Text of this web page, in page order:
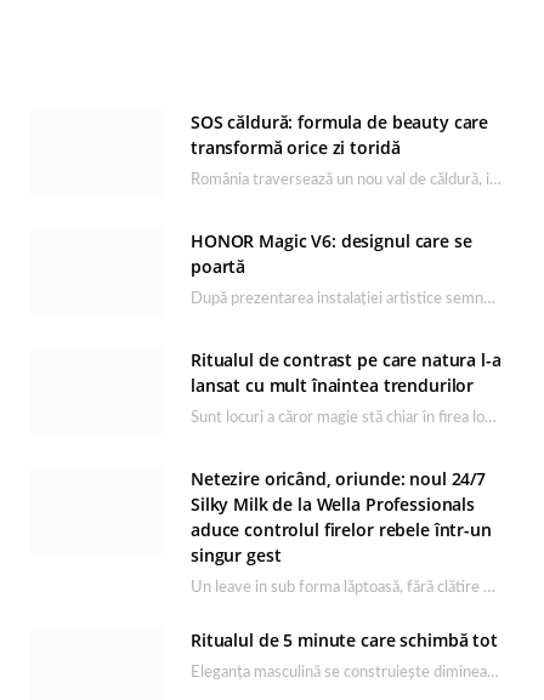
SOS căldură: formula de beauty care
transformă orice zi toridă
România traversează un nou val de căldură, iar rutina de îngrijire capătă un rol esențial…
HONOR Magic V6: designul care se
poartă
După prezentarea instalației artistice semnată de Catrinel Săbăciag în cadrul evenimentului de lansare HONOR Magic…
Ritualul de contrast pe care natura l-a
lansat cu mult înaintea trendurilor
Sunt locuri a căror magie stă chiar în firea lor naturală, iar Lacul Ursu din…
Netezire oricând, oriunde: noul 24/7
Silky Milk de la Wella Professionals
aduce controlul firelor rebele într-un
singur gest
Un leave in sub forma lăptoasă, fără clătire care completează rutina Ultimate Smooth și transformă…
Ritualul de 5 minute care schimbă tot
Eleganța masculină se construiește dimineața, în câteva minute și cu produsele potrivite. O rutină de…